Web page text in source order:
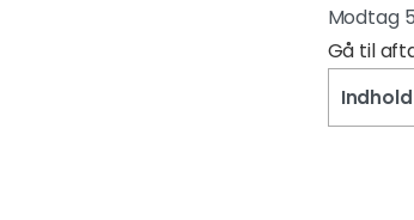
Modtag
Gå til
Indhold